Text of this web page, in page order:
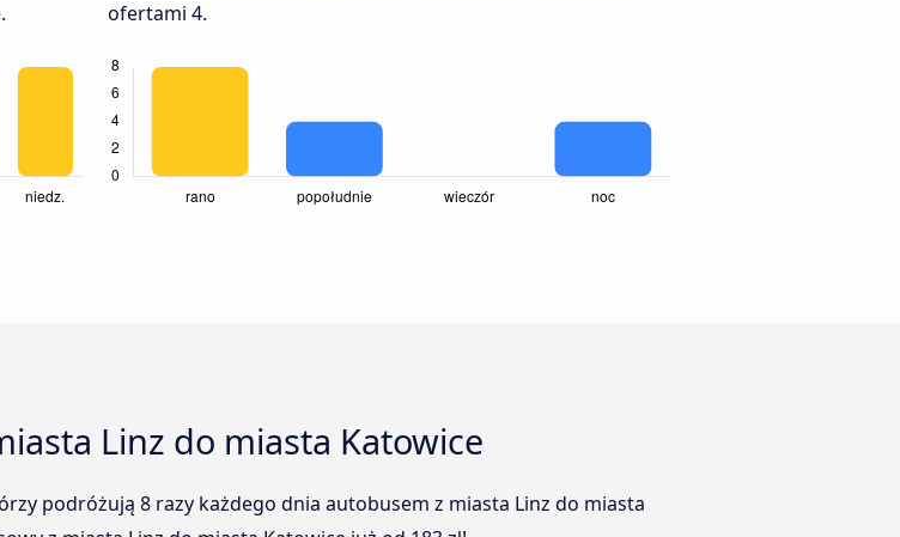
ofertami 4.
Linz do miasta Katowice
podróżują 8 razy każdego dnia autobusem z miasta Linz do miasta